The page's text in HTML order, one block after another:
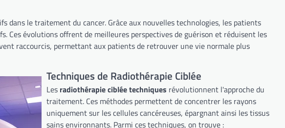
dans le traitement du cancer. Grâce aux nouvelles technologies, les patients
Ces évolutions offrent de meilleures perspectives de guérison et réduisent les
raccourcis, permettant aux patients de retrouver une vie normale plus
Techniques de Radiothérapie Ciblée
Les radiothérapie ciblée techniques révolutionnent l'approche du
traitement. Ces méthodes permettent de concentrer les rayons
uniquement sur les cellules cancéreuses, épargnant ainsi les tissus
sains environnants. Parmi ces techniques, on trouve :